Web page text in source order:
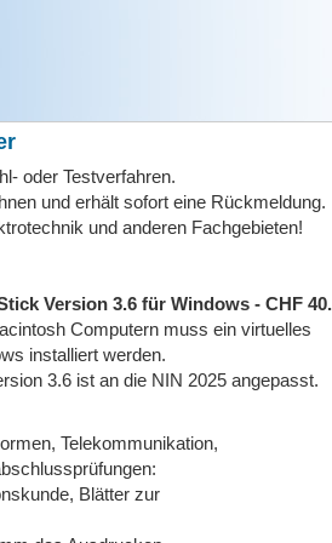
oder Testverfahren.
und erhält sofort eine Rückmeldung.
und anderen Fachgebieten!
Version 3.6 für Windows - CHF
Computern muss ein virtuelles
installiert werden.
3.6 ist an die NIN 2025 angepasst.
Telekommunikation,
Blätter zur